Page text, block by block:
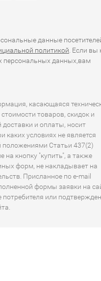
данные
политикой . Если вы
персональных данных,вам
касающаяся
товаров, скидок и
и оплаты, носит
каких условиях не является
положениями Статьи 437(2)
кнопку "купить", а также
форм, не накладывает на
Присланное по e-mail
формы заявки на
потребителя или